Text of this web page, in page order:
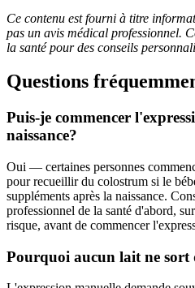
Ce contenu est fourni à titre
pas un avis médical professionnel.
la santé pour des conseils
Questions
Puis-je commencer
naissance?
Oui — certaines personnes
pour recueillir du colostrum si le
suppléments après la naissance.
professionnel de la santé d'abord,
risque, avant de commencer
Pourquoi aucun lait ne sort